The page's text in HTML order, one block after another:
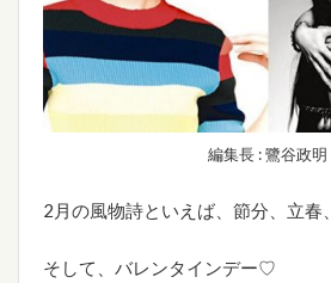
編集長 : 鷺谷政明
2月の風物詩といえば、節分、立春、
そして、バレンタインデー♡